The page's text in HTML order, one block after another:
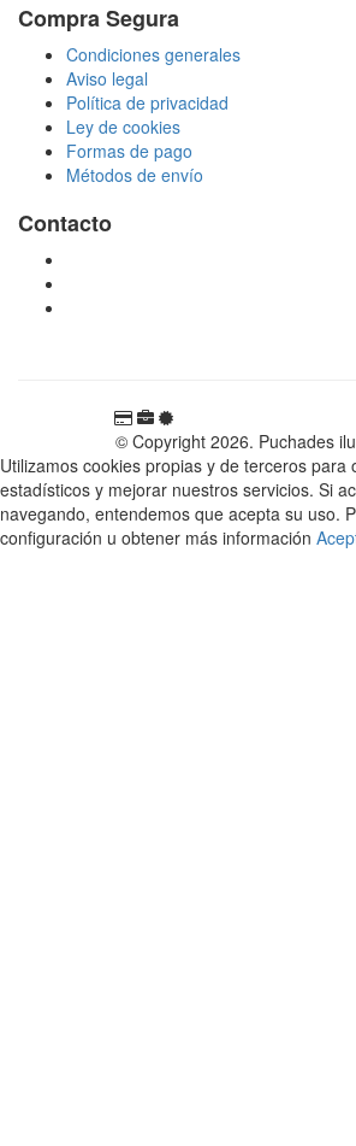
Compra Segura
Condiciones generales
Aviso legal
Política de privacidad
Ley de cookies
Formas de pago
Métodos de envío
Contacto
© Copyright 2026. Puchades
Utilizamos cookies propias y de terceros para
estadísticos y mejorar nuestros servicios. Si
navegando, entendemos que acepta su uso.
configuración u obtener más información